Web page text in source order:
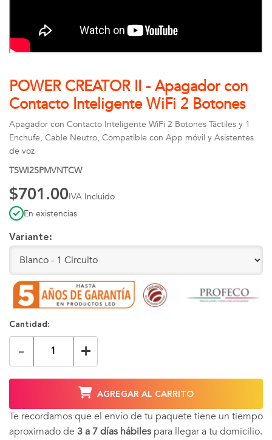
POWER CREATOR II - Apagador con
Contacto Inteligente WiFi 2 Botones
Apagador con Contacto Inteligente WiFi 2 Botones Táctiles y 1
Enchufe, Cable Neutro, Compatible con App móvil y Asistentes
de voz
TSWI2SPMVNTCW
$701.00IVA Incluido
En existencias
Variante:
Cantidad:
- +
AGREGAR AL CARRITO
Te recordamos que el envío de tu paquete tiene un tiempo
aproximado de 3 a 7 días hábiles para llegar a tu domicilio.